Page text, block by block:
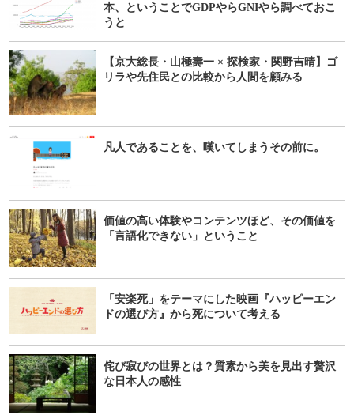
本、ということでGDPやらGNIやら調べておこ
うと
【京大総長・山極壽一 × 探検家・関野吉晴】ゴ
リラや先住民との比較から人間を顧みる
凡人であることを、嘆いてしまうその前に。
価値の高い体験やコンテンツほど、その価値を
「言語化できない」ということ
「安楽死」をテーマにした映画『ハッピーエン
ドの選び方』から死について考える
侘び寂びの世界とは？質素から美を見出す贅沢
な日本人の感性